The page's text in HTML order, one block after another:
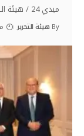
ميدي 24 / هيئة التحرير تفيد معطيات من
By هيئة التحرير